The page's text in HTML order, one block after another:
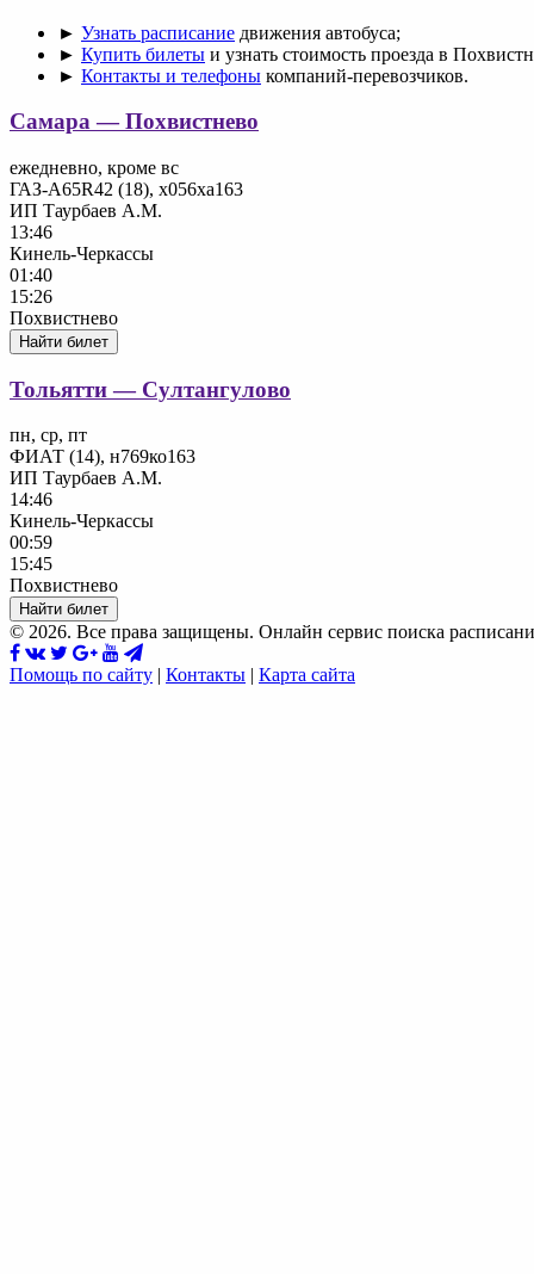
► Узнать расписание движения автобуса;
► Купить билеты и узнать стоимость проезда в
► Контакты и телефоны компаний-перевозчиков.
Самара — Похвистнево
ежедневно, кроме вс
ГАЗ-А65R42 (18), х056ха163
ИП Таурбаев А.М.
13:46
Кинель-Черкассы
01:40
15:26
Похвистнево
Найти билет
Тольятти — Султангулово
пн, ср, пт
ФИАТ (14), н769ко163
ИП Таурбаев А.М.
14:46
Кинель-Черкассы
00:59
15:45
Похвистнево
Найти билет
© 2026. Все права защищены. Онлайн сервис поиска
Помощь по сайту | Контакты | Карта сайта